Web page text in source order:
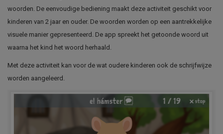
woorden. De eenvoudige bediening maakt deze activiteit geschikt voor
kinderen van 2 jaar en ouder. De woorden worden op een aantrekkelijke
visuele manier gepresenteerd. De app spreekt het getoonde woord uit
waarna het kind het woord herhaald.
Met deze activiteit kan voor de wat oudere kinderen ook de schrijfwijze
worden aangeleerd.